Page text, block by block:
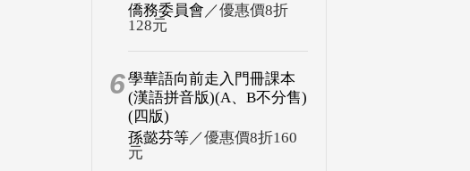
僑務委員會 ／優惠價8折
128元
6學華語向前走入門冊課本
(漢語拼音版)(A、B不分售)
(四版)
孫懿芬等／優惠價8折160
元